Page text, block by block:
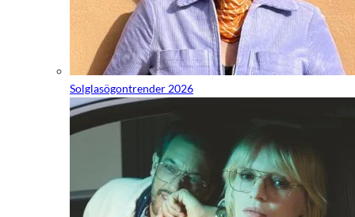
Solglasögontrender 2026